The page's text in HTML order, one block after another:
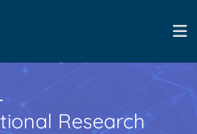
Research